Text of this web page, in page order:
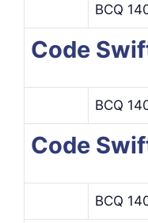
BCQ
Code
BCQ
Code
BCQ